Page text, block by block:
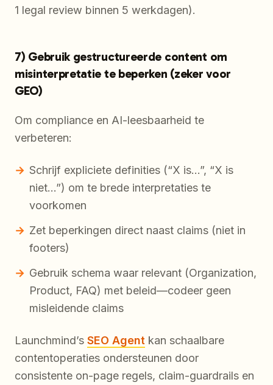
1 legal review binnen 5 werkdagen).
7) Gebruik gestructureerde content om
misinterpretatie te beperken (zeker voor
GEO)
Om compliance en AI-leesbaarheid te
verbeteren:
Schrijf expliciete definities (“X is…”, “X is
niet…”) om te brede interpretaties te
voorkomen
Zet beperkingen direct naast claims (niet in
footers)
Gebruik schema waar relevant (Organization,
Product, FAQ) met beleid—codeer geen
misleidende claims
Launchmind’s SEO Agent kan schaalbare
contentoperaties ondersteunen door
consistente on-page regels, claim-guardrails en